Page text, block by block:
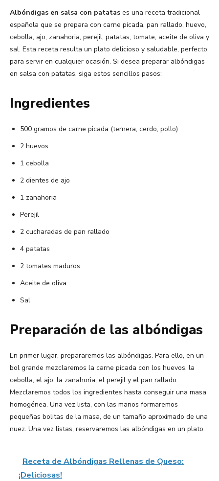
Albóndigas en salsa con patatas es una receta tradicional
española que se prepara con carne picada, pan rallado, huevo,
cebolla, ajo, zanahoria, perejil, patatas, tomate, aceite de oliva y
sal. Esta receta resulta un plato delicioso y saludable, perfecto
para servir en cualquier ocasión. Si desea preparar albóndigas
en salsa con patatas, siga estos sencillos pasos:
Ingredientes
500 gramos de carne picada (ternera, cerdo, pollo)
2 huevos
1 cebolla
2 dientes de ajo
1 zanahoria
Perejil
2 cucharadas de pan rallado
4 patatas
2 tomates maduros
Aceite de oliva
Sal
Preparación de las albóndigas
En primer lugar, prepararemos las albóndigas. Para ello, en un
bol grande mezclaremos la carne picada con los huevos, la
cebolla, el ajo, la zanahoria, el perejil y el pan rallado.
Mezclaremos todos los ingredientes hasta conseguir una masa
homogénea. Una vez lista, con las manos formaremos
pequeñas bolitas de la masa, de un tamaño aproximado de una
nuez. Una vez listas, reservaremos las albóndigas en un plato.
Receta de Albóndigas Rellenas de Queso:
¡Deliciosas!